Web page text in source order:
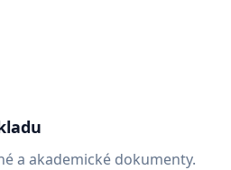
a akademické dokumenty.